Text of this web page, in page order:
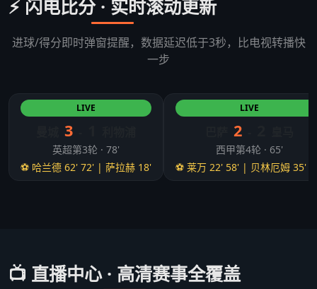
⚡ 闪电比分 · 实时滚动更新
进球/得分即时弹窗提醒，数据延迟低于3秒，比电视转播快
一步
LIVE
3
英超第3轮 · 78'
⚽ 哈兰德 62' 72' | 萨拉赫 18'
LIVE
2
西甲第4轮 · 65'
⚽ 莱万 22' 58' | 贝林厄姆 35'
📺 直播中心 · 高清赛事全覆盖